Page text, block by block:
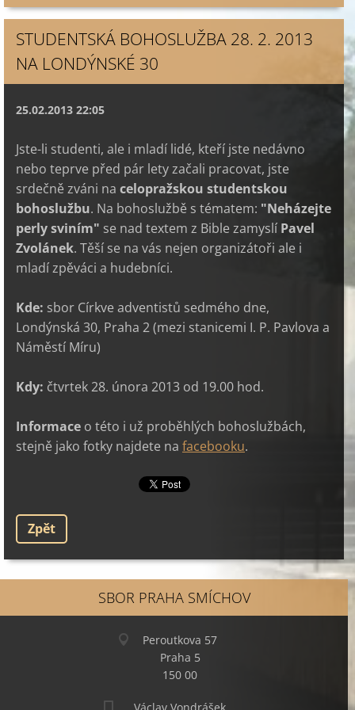
STUDENTSKÁ BOHOSLUŽBA 28. 2. 2013
NA LONDÝNSKÉ 30
25.02.2013 22:05
Jste-li studenti, ale i mladí lidé, kteří jste nedávno
nebo teprve před pár lety začali pracovat, jste
srdečně zváni na celopražskou studentskou
bohoslužbu. Na bohoslužbě s tématem: "Neházejte
perly sviním" se nad textem z Bible zamyslí Pavel
Zvolánek. Těší se na vás nejen organizátoři ale i
mladí zpěváci a hudebníci.
Kde: sbor Církve adventistů sedmého dne,
Londýnská 30, Praha 2 (mezi stanicemi I. P. Pavlova a
Náměstí Míru)
Kdy: čtvrtek 28. února 2013 od 19.00 hod.
Informace o této i už proběhlých bohoslužbách,
stejně jako fotky najdete na facebooku.
Zpět
SBOR PRAHA SMÍCHOV
Peroutkova 57
Praha 5
150 00